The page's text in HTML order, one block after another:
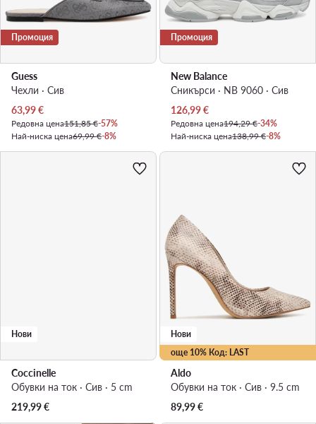
Промоция
Guess
Чехли · Сив
Актуална цена
63,99€
Редовна цена151,85 €-57%
Най-ниска цена69,99 €-8%
Промоция
New Balance
Сникърси · NB 9060 · Сив
Актуална цена
126,99€
Редовна цена194,29 €-34%
Най-ниска цена138,99 €-8%
Нови
Coccinelle
Обувки на ток · Сив · 5 cm
219,99€
още 10% Код: LAST
Нови
Aldo
Обувки на ток · Сив · 9.5 cm
89,99€